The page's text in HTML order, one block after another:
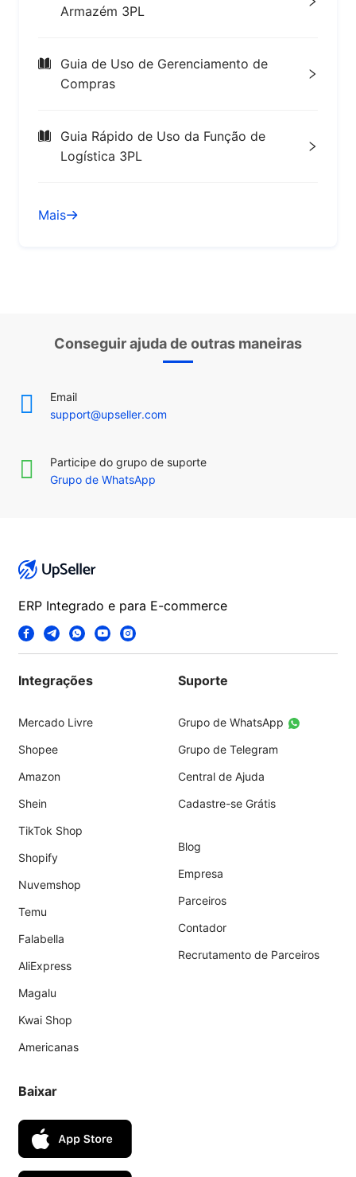
Armazém 3PL
Guia de Uso de Gerenciamento de
Compras
Guia Rápido de Uso da Função de
Logística 3PL
Mais
Conseguir ajuda de outras maneiras
Email
support@upseller.com
Participe do grupo de suporte
Grupo de WhatsApp
ERP Integrado e para E-commerce
Integrações
Mercado Livre
Shopee
Amazon
Shein
TikTok Shop
Shopify
Nuvemshop
Temu
Falabella
AliExpress
Magalu
Kwai Shop
Americanas
Suporte
Grupo de WhatsApp
Grupo de Telegram
Central de Ajuda
Cadastre-se Grátis
Blog
Empresa
Parceiros
Contador
Recrutamento de Parceiros
Baixar